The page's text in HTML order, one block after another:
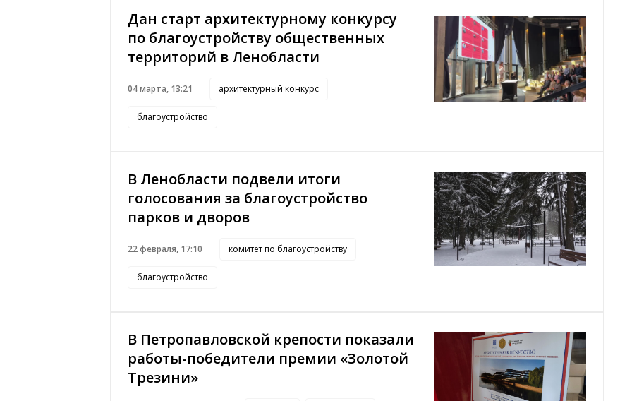
Дан старт архитектурному конкурсу
по благоустройству общественных
территорий в Ленобласти
04 марта, 13:21 архитектурный конкурс
благоустройство
В Ленобласти подвели итоги
голосования за благоустройство
парков и дворов
22 февраля, 17:10 комитет по благоустройству
благоустройство
В Петропавловской крепости показали
работы-победители премии «Золотой
Трезини»